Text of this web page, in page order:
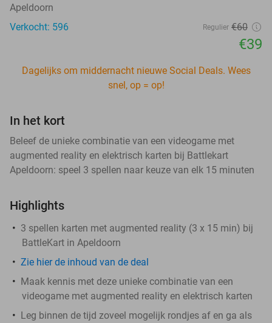
Apeldoorn
Verkocht: 596
Regulier €60
€39
Dagelijks om middernacht nieuwe Social Deals. Wees
snel, op = op!
In het kort
Beleef de unieke combinatie van een videogame met
augmented reality en elektrisch karten bij Battlekart
Apeldoorn: speel 3 spellen naar keuze van elk 15 minuten
Highlights
3 spellen karten met augmented reality (3 x 15 min) bij
BattleKart in Apeldoorn
Zie hier de inhoud van de deal
Maak kennis met deze unieke combinatie van een
videogame met augmented reality en elektrisch karten
Leg binnen de tijd zoveel mogelijk rondjes af en ga als